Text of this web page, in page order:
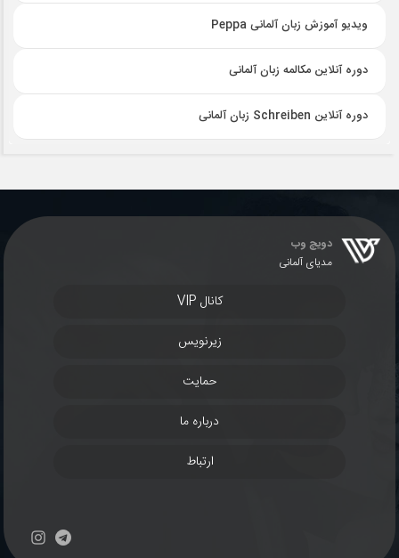
ویدیو آموزش زبان آلمانی Peppa
دوره آنلاین مکالمه زبان آلمانی
دوره آنلاین Schreiben زبان آلمانی
دویچ وب
مدیای آلمانی
کانال VIP
زیرنویس
حمایت
درباره ما
ارتباط